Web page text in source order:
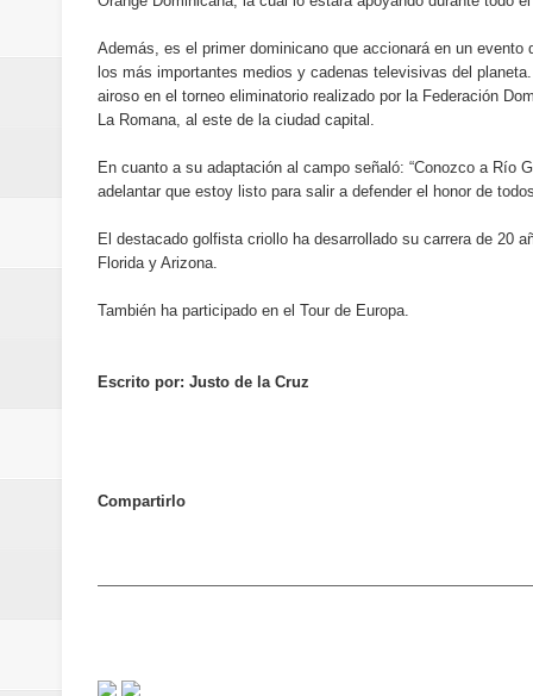
SEPROI obtiene certificación
Antisoborno certificado
Humano Seguros transforma la
minutos
Banreservas otorga
Además, es el primer dominicano que accionará en un
los más importantes medios y cadenas televisivas del
airoso en el torneo eliminatorio realizado por la Federación
La Romana, al este de la ciudad capital.
En cuanto a su adaptación al campo señaló: “Conozco a Río
adelantar que estoy listo para salir a defender el honor de
El destacado golfista criollo ha desarrollado su carrera de 20
Florida y Arizona.
También ha participado en el Tour de Europa.
Escrito por: Justo de la Cruz
Compartirlo